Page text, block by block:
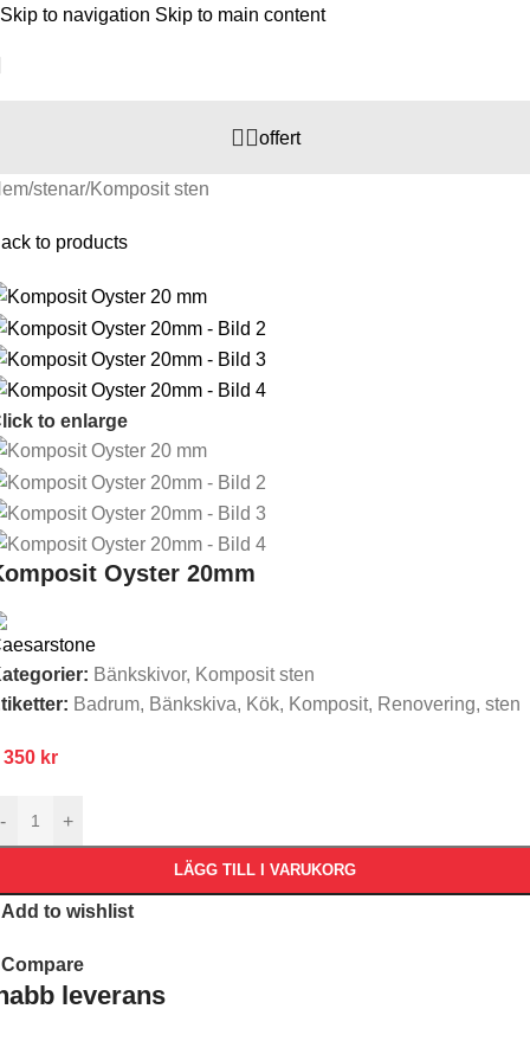
Skip to navigation Skip to main content
offert
/stenar/Komposit sten
to products
to enlarge
Oyster 20mm
Bänkskivor, Komposit sten
Badrum, Bänkskiva, Kök, Komposit, Renovering, sten
350 kr
- +
LÄGG TILL I VARUKORG
Add to wishlist
Compare
leverans​